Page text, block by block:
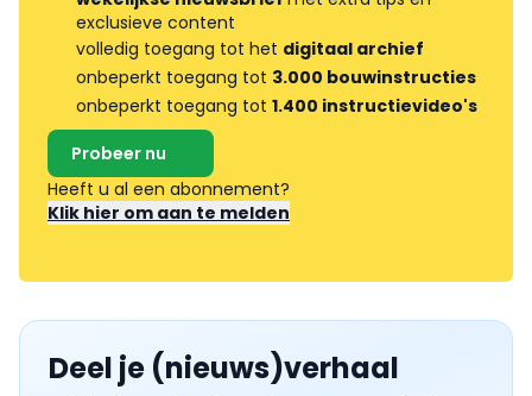
exclusieve content
volledig toegang tot het digitaal archief
onbeperkt toegang tot 3.000 bouwinstructies
onbeperkt toegang tot 1.400 instructievideo's
Probeer nu
Heeft u al een abonnement?
Klik hier om aan te melden
Deel je (nieuws)verhaal